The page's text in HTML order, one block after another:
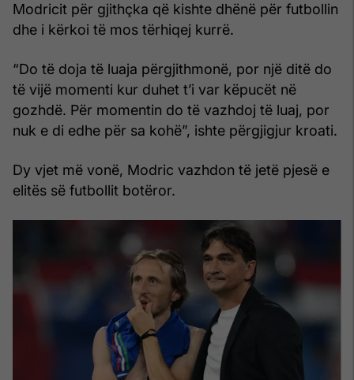
Modricit për gjithçka që kishte dhënë për futbollin
dhe i kërkoi të mos tërhiqej kurrë.
“Do të doja të luaja përgjithmonë, por një ditë do
të vijë momenti kur duhet t’i var këpucët në
gozhdë. Për momentin do të vazhdoj të luaj, por
nuk e di edhe për sa kohë”, ishte përgjigjur kroati.
Dy vjet më vonë, Modric vazhdon të jetë pjesë e
elitës së futbollit botëror.